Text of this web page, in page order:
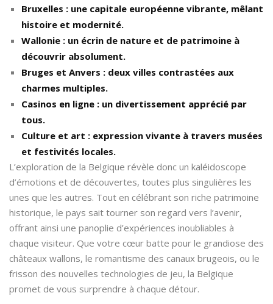
Bruxelles : une capitale européenne vibrante, mêlant
histoire et modernité.
Wallonie : un écrin de nature et de patrimoine à
découvrir absolument.
Bruges et Anvers : deux villes contrastées aux
charmes multiples.
Casinos en ligne : un divertissement apprécié par
tous.
Culture et art : expression vivante à travers musées
et festivités locales.
L’exploration de la Belgique révèle donc un kaléidoscope
d’émotions et de découvertes, toutes plus singulières les
unes que les autres. Tout en célébrant son riche patrimoine
historique, le pays sait tourner son regard vers l’avenir,
offrant ainsi une panoplie d’expériences inoubliables à
chaque visiteur. Que votre cœur batte pour le grandiose des
châteaux wallons, le romantisme des canaux brugeois, ou le
frisson des nouvelles technologies de jeu, la Belgique
promet de vous surprendre à chaque détour.